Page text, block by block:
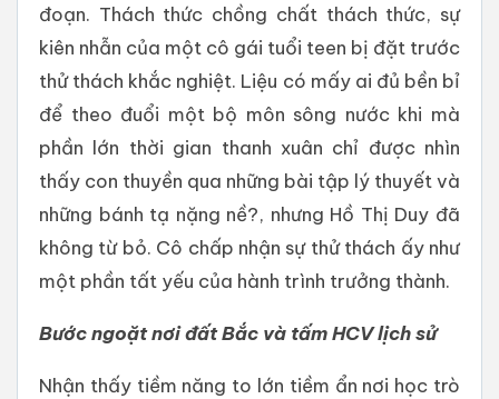
đoạn. Thách thức chồng chất thách thức, sự
kiên nhẫn của một cô gái tuổi teen bị đặt trước
thử thách khắc nghiệt. Liệu có mấy ai đủ bền bỉ
để theo đuổi một bộ môn sông nước khi mà
phần lớn thời gian thanh xuân chỉ được nhìn
thấy con thuyền qua những bài tập lý thuyết và
những bánh tạ nặng nề?, nhưng Hồ Thị Duy đã
không từ bỏ. Cô chấp nhận sự thử thách ấy như
một phần tất yếu của hành trình trưởng thành.
Bước ngoặt nơi đất Bắc và tấm HCV lịch sử
Nhận thấy tiềm năng to lớn tiềm ẩn nơi học trò